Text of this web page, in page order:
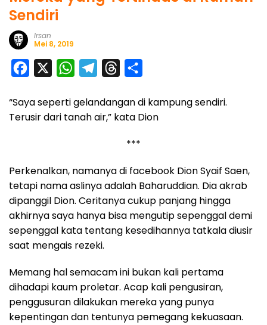
Sendiri
Irsan
Mei 8, 2019
c
e
o
k
W
a
t
p
p
l
e
a
m
r
e
s
a
r
“Saya seperti gelandangan di kampung sendiri.
Terusir dari tanah air,” kata Dion
***
Perkenalkan, namanya di facebook Dion Syaif Saen,
tetapi nama aslinya adalah Baharuddian. Dia akrab
dipanggil Dion. Ceritanya cukup panjang hingga
akhirnya saya hanya bisa mengutip sepenggal demi
sepenggal kata tentang kesedihannya tatkala diusir
saat mengais rezeki.
Memang hal semacam ini bukan kali pertama
dihadapi kaum proletar. Acap kali pengusiran,
penggusuran dilakukan mereka yang punya
kepentingan dan tentunya pemegang kekuasaan.